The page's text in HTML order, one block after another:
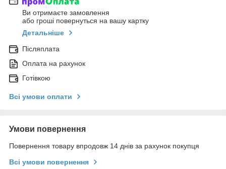
Ви отримаєте замовлення
або гроші повернуться на вашу картку
Детальніше
Післяплата
Оплата на рахунок
Готівкою
Всі умови оплати
Умови повернення
Повернення товару впродовж 14 днів за рахунок покупця
Всі умови повернення